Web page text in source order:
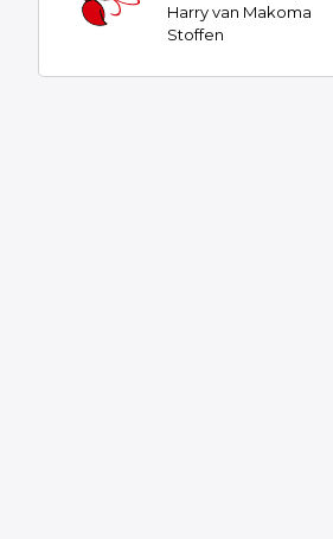
Harry van Makoma
Stoffen